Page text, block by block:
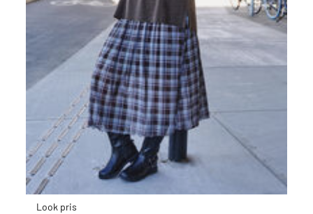
Look pris